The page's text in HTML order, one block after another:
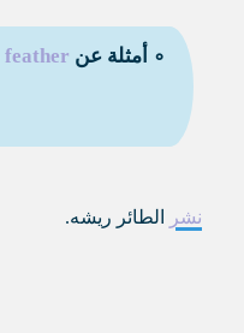
∘ أمثلة عن feather
نشر الطائر ريشه.